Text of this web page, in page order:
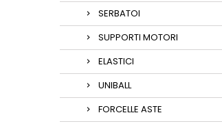
SERBATOI
SUPPORTI MOTORI
ELASTICI
UNIBALL
FORCELLE ASTE